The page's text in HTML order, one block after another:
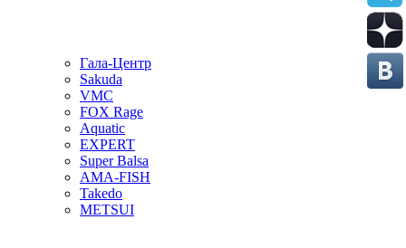
Гала-Центр
Sakuda
VMC
FOX Rage
Aquatic
EXPERT
Super Balsa
AMA-FISH
Takedo
METSUI